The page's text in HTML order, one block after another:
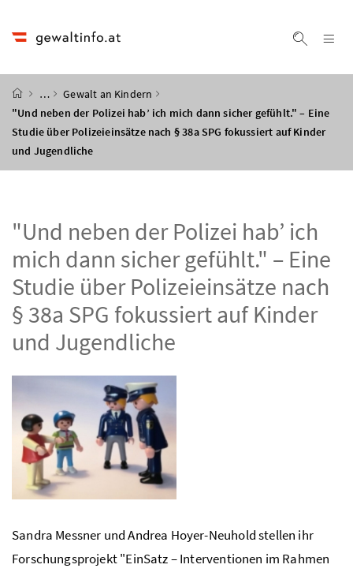
Startseite
…
Gewalt an Kindern
"Und neben der Polizei hab’ ich mich dann sicher gefühlt." – Eine
Studie über Polizeieinsätze nach § 38a SPG fokussiert auf Kinder
und Jugendliche
"Und neben der Polizei hab’ ich
mich dann sicher gefühlt." – Eine
Studie über Polizeieinsätze nach
§ 38a SPG fokussiert auf Kinder
und Jugendliche
Sandra Messner und Andrea Hoyer-Neuhold stellen ihr
Forschungsprojekt "EinSatz – Interventionen im Rahmen